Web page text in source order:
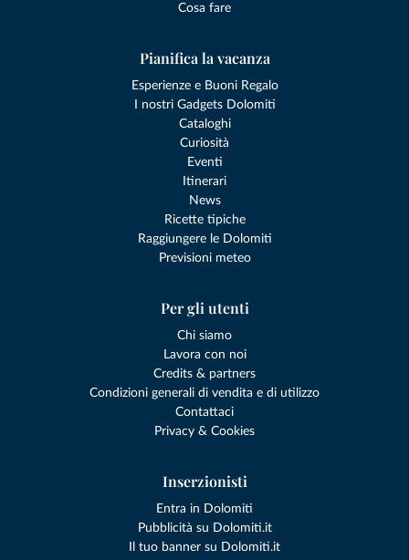
Cosa fare
Pianifica la vacanza
Esperienze e Buoni Regalo
I nostri Gadgets Dolomiti
Cataloghi
Curiosità
Eventi
Itinerari
News
Ricette tipiche
Raggiungere le Dolomiti
Previsioni meteo
Per gli utenti
Chi siamo
Lavora con noi
Credits & partners
Condizioni generali di vendita e di utilizzo
Contattaci
Privacy & Cookies
Inserzionisti
Entra in Dolomiti
Pubblicità su Dolomiti.it
Il tuo banner su Dolomiti.it